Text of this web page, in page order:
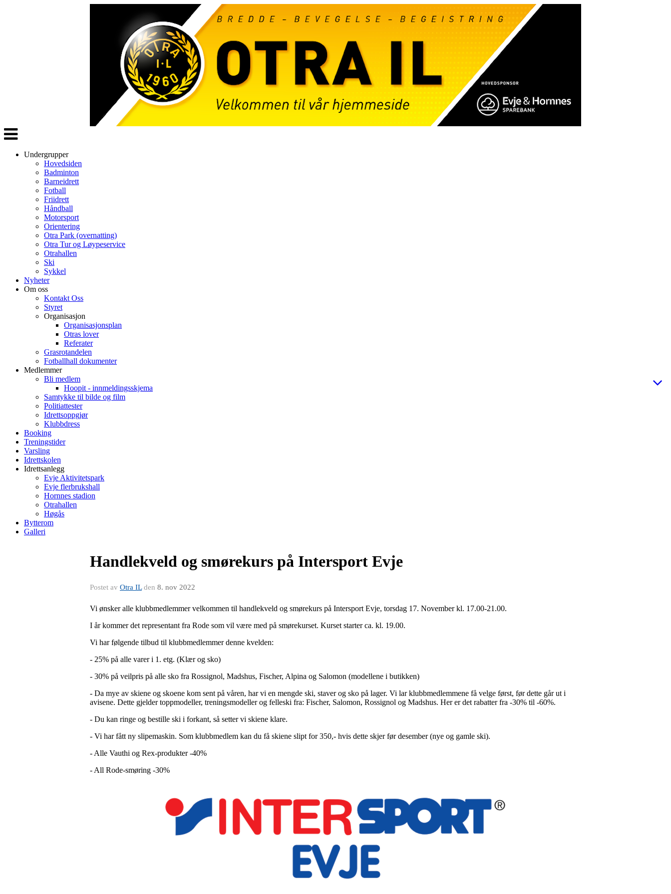
Veksle
navigasjon
Undergrupper
Hovedsiden
Badminton
Barneidrett
Fotball
Friidrett
Håndball
Motorsport
Orientering
Otra Park (overnatting)
Otra Tur og Løypeservice
Otrahallen
Ski
Sykkel
Nyheter
Om oss
Kontakt Oss
Styret
Organisasjon
Organisasjonsplan
Otras lover
Referater
Grasrotandelen
Fotballhall dokumenter
Medlemmer
Bli medlem
Hoopit - innmeldingsskjema
Samtykke til bilde og film
Politiattester
Idrettsoppgjør
Klubbdress
Booking
Treningstider
Varsling
Idrettskolen
Idrettsanlegg
Evje Aktivitetspark
Evje flerbrukshall
Hornnes stadion
Otrahallen
Høgås
Bytterom
Galleri
Handlekveld og smørekurs på Intersport Evje
Postet av Otra ILden 8. nov 2022
Vi ønsker alle klubbmedlemmer velkommen til handlekveld og smørekurs på Intersport Evje, torsdag 17. November kl. 17.00-21.00.
I år kommer det representant fra Rode som vil være med på smørekurset. Kurset starter ca. kl. 19.00.
Vi har følgende tilbud til klubbmedlemmer denne kvelden:
- 25% på alle varer i 1. etg. (Klær og sko)
- 30% på veilpris på alle sko fra Rossignol, Madshus, Fischer, Alpina og Salomon (modellene i butikken)
- Da mye av skiene og skoene kom sent på våren, har vi en mengde ski, staver og sko på lager. Vi lar klubbmedlemmene få velge først, før dette går ut i
avisene. Dette gjelder toppmodeller, treningsmodeller og felleski fra: Fischer, Salomon, Rossignol og Madshus. Her er det rabatter fra -30% til -60%.
- Du kan ringe og bestille ski i forkant, så setter vi skiene klare.
- Vi har fått ny slipemaskin. Som klubbmedlem kan du få skiene slipt for 350,- hvis dette skjer før desember (nye og gamle ski).
- Alle Vauthi og Rex-produkter -40%
- All Rode-smøring -30%